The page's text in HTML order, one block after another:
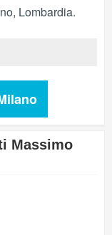
, Lombardia.
Massimo